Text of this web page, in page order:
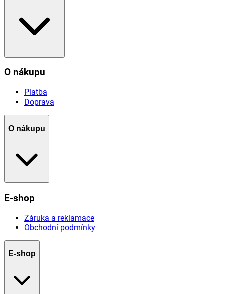
O nákupu
Platba
Doprava
O nákupu
E-shop
Záruka a reklamace
Obchodní podmínky
E-shop